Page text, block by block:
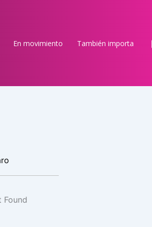
En movimiento También importa